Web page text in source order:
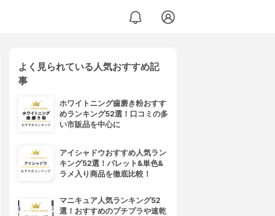
よく見られている人気おすすめ記
事
ホワイトニング歯磨き粉おすす
めランキング52選！口コミの多
い市販品を中心に
アイシャドウおすすめ人気ラン
キング52選！パレット&単色&
ラメ入り商品を徹底比較！
マニキュア人気ランキング52
選！おすすめのプチプラや速乾